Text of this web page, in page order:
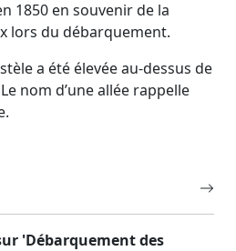
1850 en souvenir de la
lors du débarquement.
a été élevée au-dessus de
nom d’une allée rappelle
'Débarquement des